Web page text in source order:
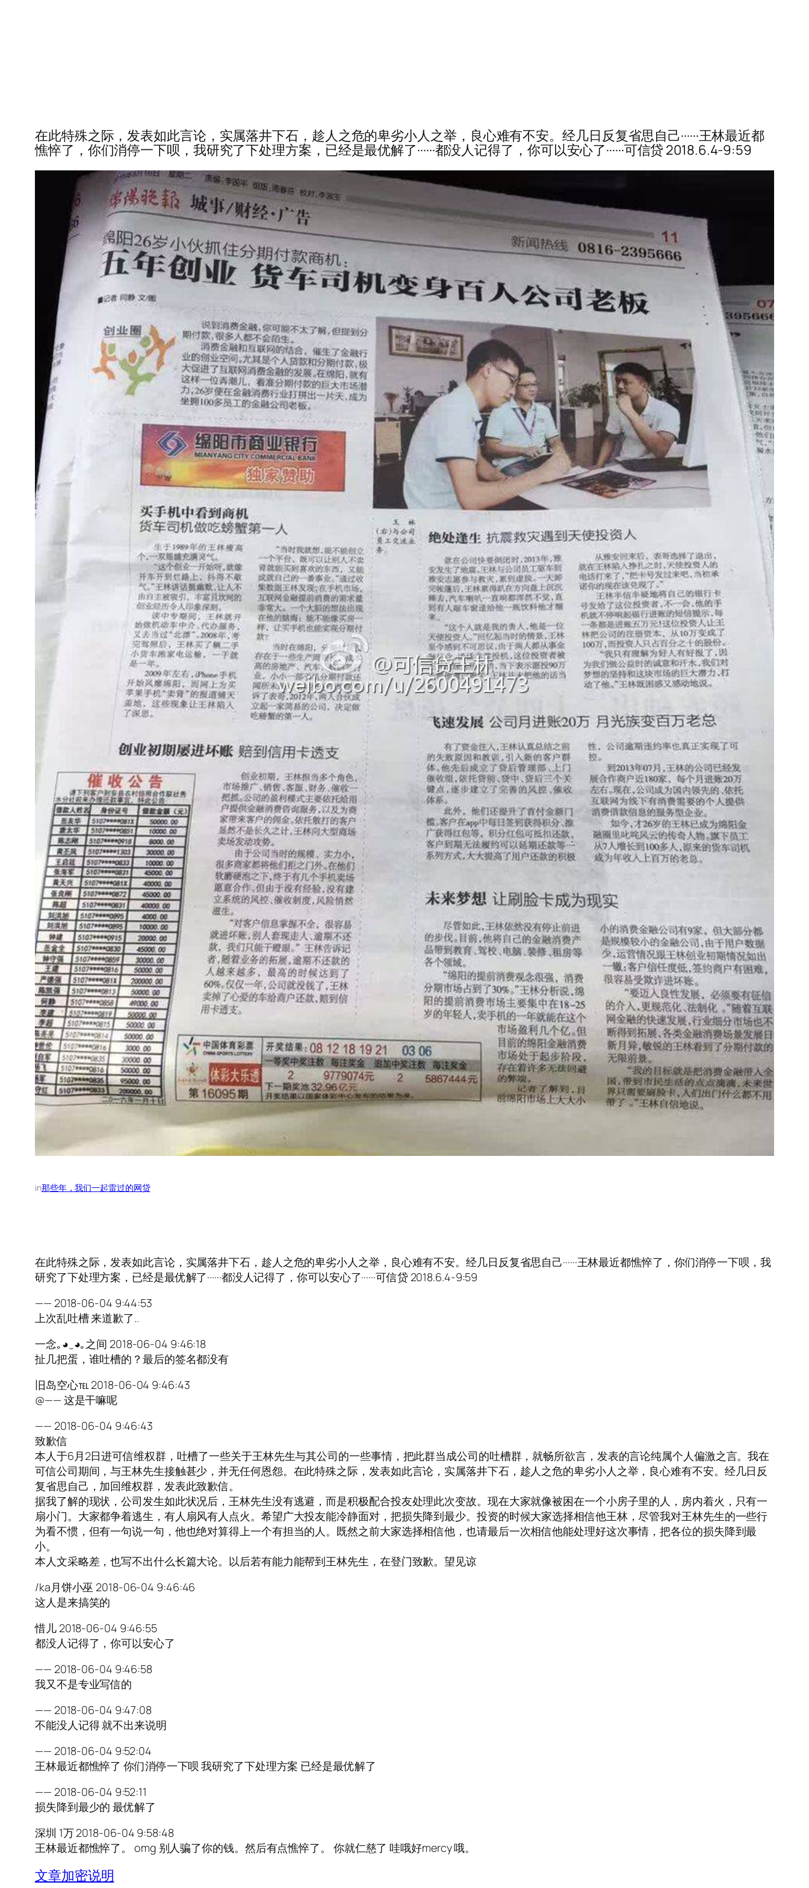
在此特殊之际，发表如此言论，实属落井下石，趁人之危的卑劣小人之举，良心难有不安。经几日反复省思自己······王林最近都
憔悴了，你们消停一下呗，我研究了下处理方案，已经是最优解了······都没人记得了，你可以安心了······可信贷 2018.6.4-9:59
in那些年，我们一起雷过的网贷
在此特殊之际，发表如此言论，实属落井下石，趁人之危的卑劣小人之举，良心难有不安。经几日反复省思自己······王林最近都憔悴了，你们消停一下呗，我
研究了下处理方案，已经是最优解了······都没人记得了，你可以安心了······可信贷 2018.6.4-9:59
—— 2018-06-04 9:44:53
上次乱吐槽 来道歉了..
一念｡◕‿◕｡之间 2018-06-04 9:46:18
扯几把蛋，谁吐槽的？最后的签名都没有
旧岛空心℡ 2018-06-04 9:46:43
@—— 这是干嘛呢
—— 2018-06-04 9:46:43
致歉信
本人于6月2日进可信维权群，吐槽了一些关于王林先生与其公司的一些事情，把此群当成公司的吐槽群，就畅所欲言，发表的言论纯属个人偏激之言。我在
可信公司期间，与王林先生接触甚少，并无任何恩怨。在此特殊之际，发表如此言论，实属落井下石，趁人之危的卑劣小人之举，良心难有不安。经几日反
复省思自己，加回维权群，发表此致歉信。
据我了解的现状，公司发生如此状况后，王林先生没有逃避，而是积极配合投友处理此次变故。现在大家就像被困在一个小房子里的人，房内着火，只有一
扇小门。大家都争着逃生，有人扇风有人点火。希望广大投友能冷静面对，把损失降到最少。投资的时候大家选择相信他王林，尽管我对王林先生的一些行
为看不惯，但有一句说一句，他也绝对算得上一个有担当的人。既然之前大家选择相信他，也请最后一次相信他能处理好这次事情，把各位的损失降到最
小。
本人文采略差，也写不出什么长篇大论。以后若有能力能帮到王林先生，在登门致歉。望见谅
/ka月饼小巫 2018-06-04 9:46:46
这人是来搞笑的
惜儿 2018-06-04 9:46:55
都没人记得了，你可以安心了
—— 2018-06-04 9:46:58
我又不是专业写信的
—— 2018-06-04 9:47:08
不能没人记得 就不出来说明
—— 2018-06-04 9:52:04
王林最近都憔悴了 你们消停一下呗 我研究了下处理方案 已经是最优解了
—— 2018-06-04 9:52:11
损失降到最少的 最优解了
深圳 1万 2018-06-04 9:58:48
王林最近都憔悴了。 omg 别人骗了你的钱。然后有点憔悴了。 你就仁慈了 哇哦好mercy 哦。
文章加密说明